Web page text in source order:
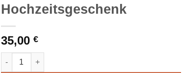
Hochzeitsgeschenk
35,00 €
Individuelles Holztablett als Hochzeitsgeschenk Menge